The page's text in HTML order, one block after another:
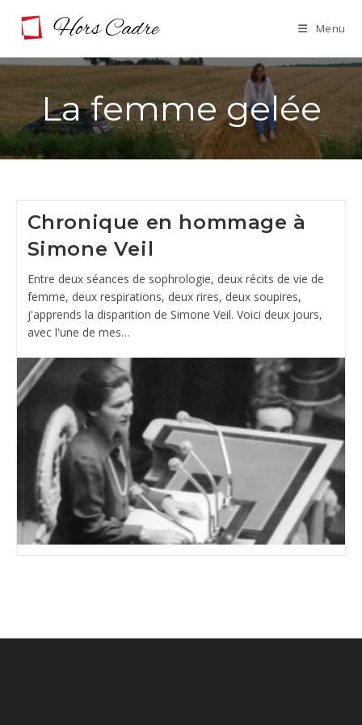
Menu
La femme gelée
Chronique en hommage à
Simone Veil
Entre deux séances de sophrologie, deux récits de vie de
femme, deux respirations, deux rires, deux soupires,
j'apprends la disparition de Simone Veil. Voici deux jours,
avec l'une de mes…